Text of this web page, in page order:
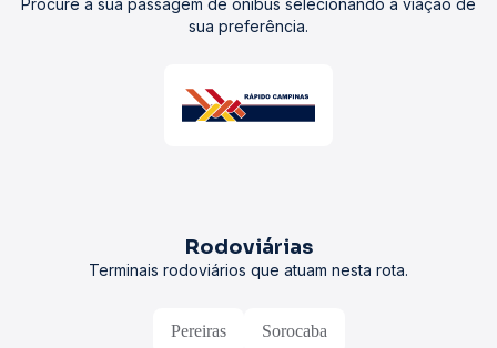
Procure a sua passagem de ônibus selecionando a viação de
sua preferência.
Rodoviárias
Terminais rodoviários que atuam nesta rota.
Pereiras Sorocaba